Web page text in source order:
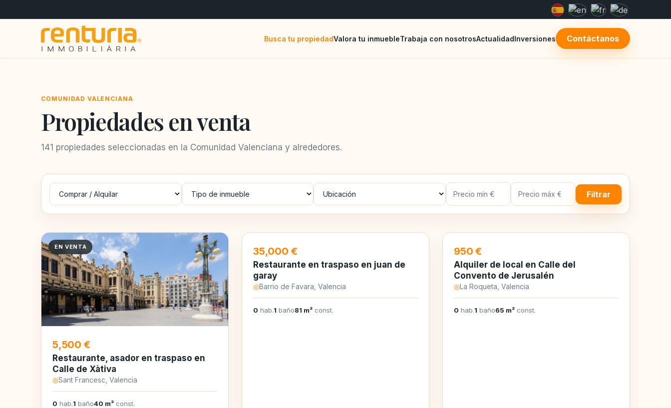
Busca tu propiedadValora tu inmuebleTrabaja con nosotrosActualidadInversiones Contáctanos
COMUNIDAD VALENCIANA
Propiedades en venta
141 propiedades seleccionadas en la Comunidad Valenciana y alrededores.
Filtrar
EN VENTA
5,500 €
Restaurante, asador en traspaso en
Calle de Xàtiva
◎Sant Francesc, Valencia
0 hab.1 baño40 m² const.
35,000 €
Restaurante en traspaso en juan de
garay
◎Barrio de Favara, Valencia
0 hab.1 baño81 m² const.
EN ALQUILER
950 €
Alquiler de local en Calle del
Convento de Jerusalén
◎La Roqueta, Valencia
0 hab.1 baño65 m² const.